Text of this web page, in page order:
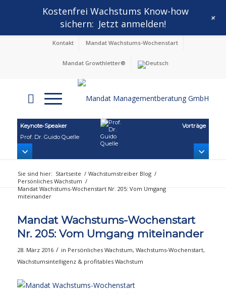
Kontakt Mandat Wachstums-Wochenstart
Mandat Growthletter®
Keynote‑Speaker
Prof. Dr. Guido Quelle
Vorträge
Sie sind hier: Startseite / Wachstumstreiber Blog /
Persönliches Wachstum /
Mandat Wachstums-Wochenstart Nr. 205: Vom Umgang
miteinander
Mandat Wachstums-Wochenstart
Nr. 205: Vom Umgang miteinander
28. März 2016 / in Persönliches Wachstum, Wachstums-Wochenstart,
Wachstumsintelligenz & profitables Wachstum
Kostenfrei Wachstums Know-how
sichern: Jetzt anmelden! +